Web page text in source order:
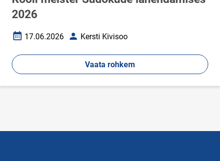
2026
Loomise kuupäev
17.06.2026 AutorKersti Kivisoo
Vaata rohkem